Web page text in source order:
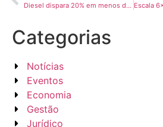
Diesel dispara 20% em menos de um mês e coloca pressão sobre preços nos transportes
Categorias
Notícias
Eventos
Economia
Gestão
Jurídico